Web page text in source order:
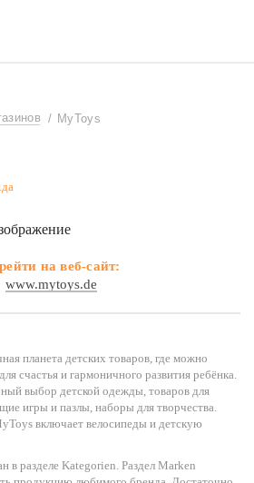
MyToys
на веб-сайт:
www.mytoys.de
планета детских товаров, где можно
счастья и гармоничного развития ребёнка.
выбор детской одежды, товаров для
игры и пазлы, наборы для творчества.
включает велосипеды и детскую
в разделе Kategorien. Раздел Marken